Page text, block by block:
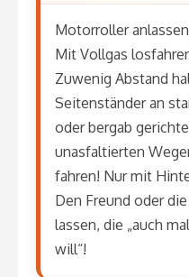
Motorroller
Mit Vollgas
Zuwenig Abstand
Seitenständer an
oder bergab
unasfaltierten
fahren! Nur mit
Den Freund oder
lassen, die „auch
will“!